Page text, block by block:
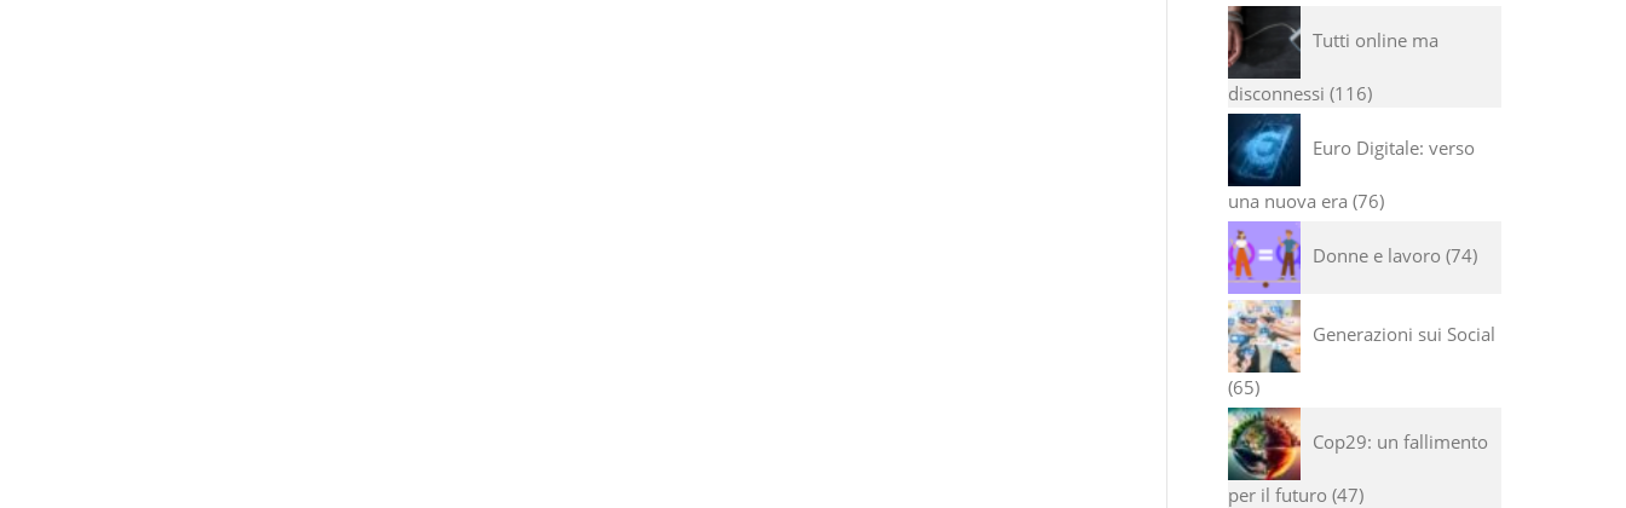
Tutti online ma
disconnessi 116
Euro Digitale: verso
una nuova era 76
Donne e lavoro 74
Generazioni sui Social
65
Cop29: un fallimento
per il futuro 47